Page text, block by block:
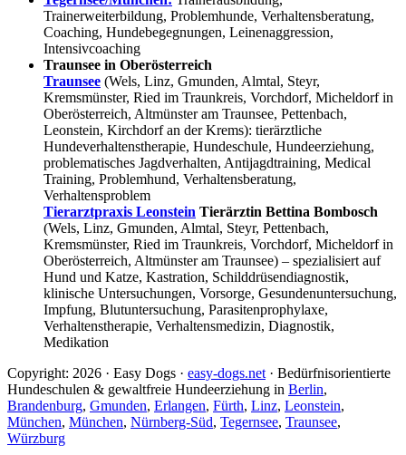
Trainerweiterbildung, Problemhunde, Verhaltensberatung,
Coaching, Hundebegegnungen, Leinenaggression,
Intensivcoaching
Traunsee in Oberösterreich
Traunsee (Wels, Linz, Gmunden, Almtal, Steyr,
Kremsmünster, Ried im Traunkreis, Vorchdorf, Micheldorf in
Oberösterreich, Altmünster am Traunsee, Pettenbach,
Leonstein, Kirchdorf an der Krems): tierärztliche
Hundeverhaltenstherapie, Hundeschule, Hundeerziehung,
problematisches Jagdverhalten, Antijagdtraining, Medical
Training, Problemhund, Verhaltensberatung,
Verhaltensproblem
Tierarztpraxis Leonstein Tierärztin Bettina Bombosch
(Wels, Linz, Gmunden, Almtal, Steyr, Pettenbach,
Kremsmünster, Ried im Traunkreis, Vorchdorf, Micheldorf in
Oberösterreich, Altmünster am Traunsee) – spezialisiert auf
Hund und Katze, Kastration, Schilddrüsendiagnostik,
klinische Untersuchungen, Vorsorge, Gesundenuntersuchung,
Impfung, Blutuntersuchung, Parasitenprophylaxe,
Verhaltenstherapie, Verhaltensmedizin, Diagnostik,
Medikation
Copyright: 2026 · Easy Dogs · easy-dogs.net · Bedürfnisorientierte
Hundeschulen & gewaltfreie Hundeerziehung in Berlin,
Brandenburg, Gmunden, Erlangen, Fürth, Linz, Leonstein,
München, München, Nürnberg-Süd, Tegernsee, Traunsee,
Würzburg